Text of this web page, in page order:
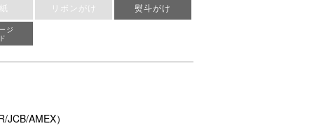
リボンがけ 熨斗がけ
ジ
AMEX）